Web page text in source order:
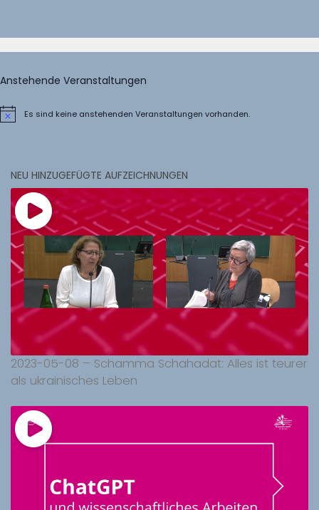
Anstehende Veranstaltungen
HinweisEs sind keine anstehenden Veranstaltungen vorhanden.
NEU HINZUGEFÜGTE AUFZEICHNUNGEN
2023-05-08 – Schamma Schahadat: Alles ist teurer
als ukrainisches Leben